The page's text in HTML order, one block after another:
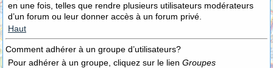
en une fois, telles que rendre plusieurs utilisateurs modérateurs
d’un forum ou leur donner accès à un forum privé.
Haut
Comment adhérer à un groupe d’utilisateurs?
Pour adhérer à un groupe, cliquez sur le lien Groupes